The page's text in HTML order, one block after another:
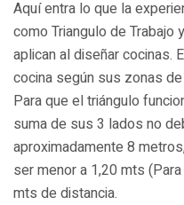
Aquí entra lo que la
como Triangulo de
aplican al diseñar cocinas.
cocina según sus zonas
Para que el triángulo
suma de sus 3 lados no
aproximadamente 8
ser menor a 1,20 mts
mts de distancia.